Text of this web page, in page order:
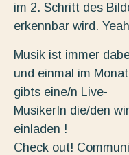
im 2. Schritt des
erkennbar wird.
Musik ist immer
und einmal im Monat
gibts eine/n Live-
MusikerIn die/den wir
einladen !
Check out!